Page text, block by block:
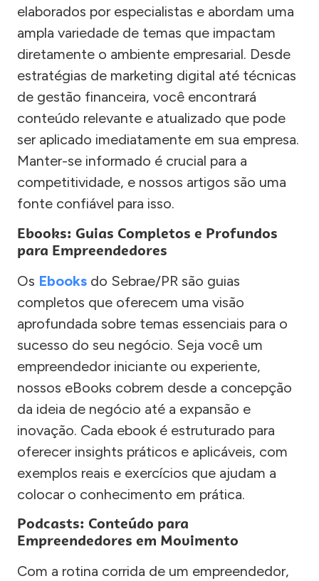
elaborados por especialistas e abordam uma
ampla variedade de temas que impactam
diretamente o ambiente empresarial. Desde
estratégias de marketing digital até técnicas
de gestão financeira, você encontrará
conteúdo relevante e atualizado que pode
ser aplicado imediatamente em sua empresa.
Manter-se informado é crucial para a
competitividade, e nossos artigos são uma
fonte confiável para isso.
Ebooks: Guias Completos e Profundos
para Empreendedores
Os Ebooks do Sebrae/PR são guias
completos que oferecem uma visão
aprofundada sobre temas essenciais para o
sucesso do seu negócio. Seja você um
empreendedor iniciante ou experiente,
nossos eBooks cobrem desde a concepção
da ideia de negócio até a expansão e
inovação. Cada ebook é estruturado para
oferecer insights práticos e aplicáveis, com
exemplos reais e exercícios que ajudam a
colocar o conhecimento em prática.
Podcasts: Conteúdo para
Empreendedores em Movimento
Com a rotina corrida de um empreendedor,